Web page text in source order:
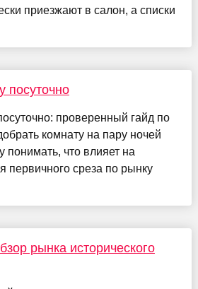
приезжают в салон, а списки
посуточно
проверенный гайд по
комнату на пару ночей
понимать, что влияет на
первичного среза по рынку
рынка исторического